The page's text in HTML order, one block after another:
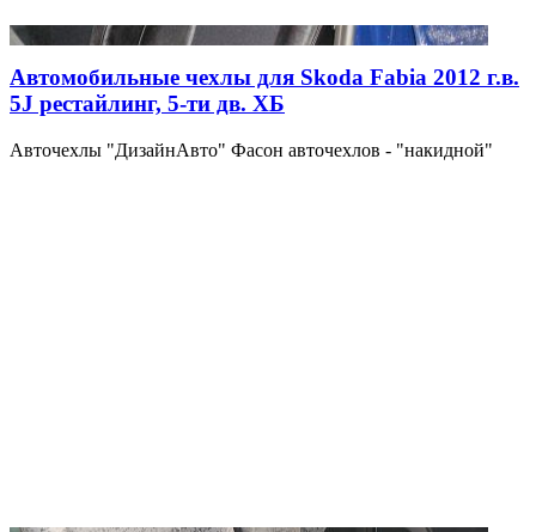
Автомобильные чехлы для Skoda Fabia 2012 г.в.
5J рестайлинг, 5-ти дв. ХБ
Авточехлы "ДизайнАвто" Фасон авточехлов - "накидной"